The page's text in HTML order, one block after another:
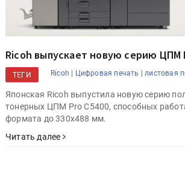
Ricoh выпускает новую серию ЦПМ
ТЕГИ Ricoh | Цифровая печать | листовая
Японская Ricoh выпустила новую серию
тонерных ЦПМ Pro C5400, способных
формата до 330х488 мм.
Читать далее